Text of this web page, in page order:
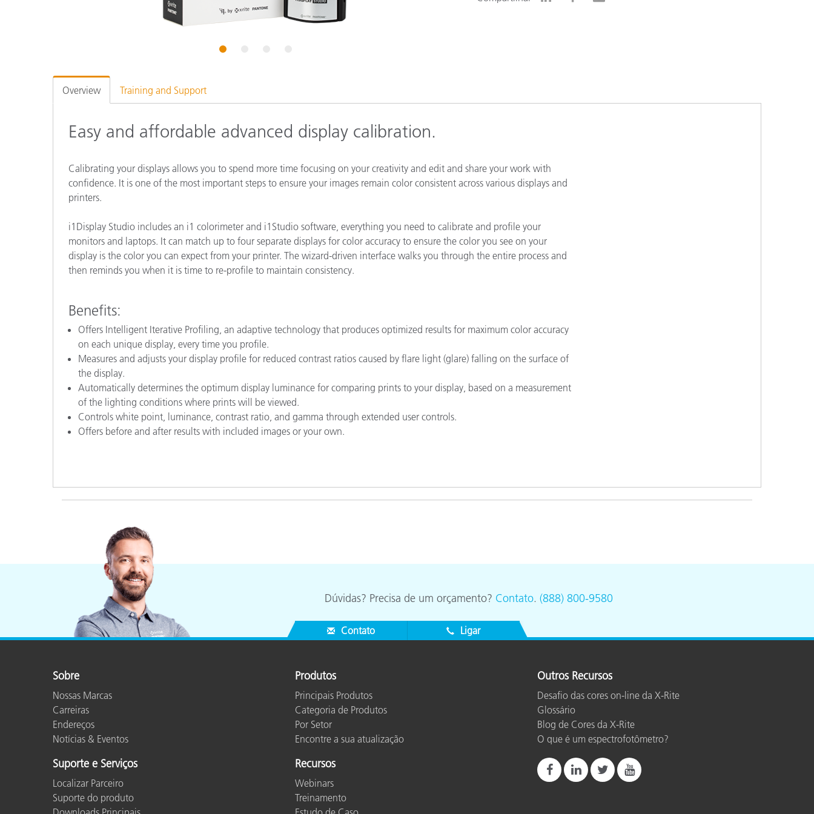
1
Overview Training and Support
Easy and affordable advanced display calibration.
Calibrating your displays allows you to spend more time focusing on your creativity and edit and share your work with
confidence. It is one of the most important steps to ensure your images remain color consistent across various displays and
printers.
i1Display Studio includes an i1 colorimeter and i1Studio software, everything you need to calibrate and profile your
monitors and laptops. It can match up to four separate displays for color accuracy to ensure the color you see on your
display is the color you can expect from your printer. The wizard-driven interface walks you through the entire process and
then reminds you when it is time to re-profile to maintain consistency.
Benefits:
Offers Intelligent Iterative Profiling, an adaptive technology that produces optimized results for maximum color accuracy
on each unique display, every time you profile.
Measures and adjusts your display profile for reduced contrast ratios caused by flare light (glare) falling on the surface of
the display.
Automatically determines the optimum display luminance for comparing prints to your display, based on a measurement
of the lighting conditions where prints will be viewed.
Controls white point, luminance, contrast ratio, and gamma through extended user controls.
Offers before and after results with included images or your own.
Dúvidas? Precisa de um orçamento? Contato. (888) 800-9580
Contato Ligar
Sobre
Nossas Marcas
Carreiras
Endereços
Notícias & Eventos
Suporte e Serviços
Localizar Parceiro
Suporte do produto
Produtos
Principais Produtos
Categoria de Produtos
Por Setor
Encontre a sua atualização
Recursos
Webinars
Treinamento
Outros Recursos
Desafio das cores on-line da X-Rite
Glossário
Blog de Cores da X-Rite
O que é um espectrofotômetro?